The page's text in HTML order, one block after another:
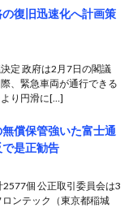
復旧迅速化へ計画策
定 政府は2月7日の閣議
、緊急車両が通行できる
り円滑に[…]
償保管強いた富士通
是正勧告
個 公正取引委員会は3
ンテック（東京都稲城